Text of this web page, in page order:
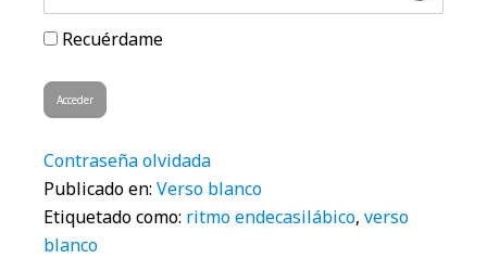
Recuérdame
Contraseña olvidada
Publicado en: Verso blanco
Etiquetado como: ritmo endecasilábico, verso
blanco